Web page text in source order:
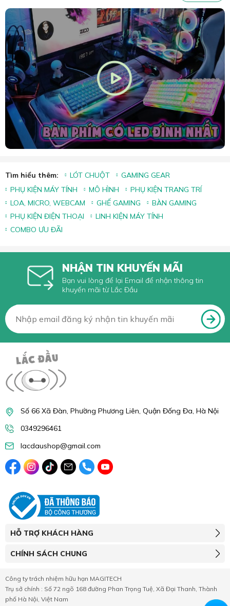
Tìm hiểu thêm: LÓT CHUỘT
GAMING GEAR
PHỤ KIỆN MÁY TÍNH
MÔ HÌNH
PHỤ KIỆN TRANG TRÍ
LOA, MICRO, WEBCAM
GHẾ GAMING
BÀN GAMING
PHỤ KIỆN ĐIỆN THOẠI
LINH KIỆN MÁY TÍNH
COMBO ƯU ĐÃI
NHẬN TIN KHUYẾN MÃI
Bạn vui lòng để lại Email để nhận thông tin
khuyến mãi từ Lắc Đầu
Số 66 Xã Đàn, Phường Phương Liên, Quận Đống Đa, Hà Nội
0349296461
lacdaushop@gmail.com
HỖ TRỢ KHÁCH HÀNG
CHÍNH SÁCH CHUNG
Công ty trách nhiệm hữu hạn MAGITECH
Trụ sở chính : Số 72 ngõ 168 đường Phan Trọng Tuệ, Xã Đại Thanh, Thành
phố Hà Nội, Việt Nam